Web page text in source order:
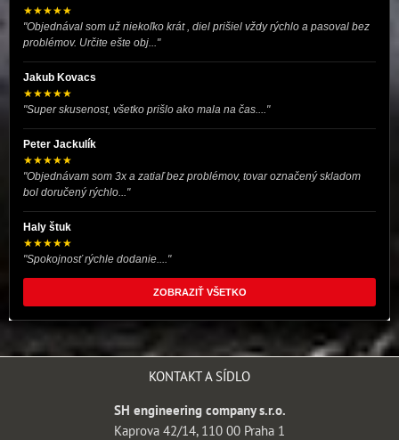
★★★★★
"Objednával som už niekoľko krát , diel prišiel vždy rýchlo a pasoval bez
problémov. Určite ešte obj..."
Jakub Kovacs
★★★★★
"Super skusenost, všetko prišlo ako mala na čas...."
Peter Jackulík
★★★★★
"Objednávam som 3x a zatiaľ bez problémov, tovar označený skladom
bol doručený rýchlo..."
Haly štuk
★★★★★
"Spokojnosť rýchle dodanie...."
ZOBRAZIŤ VŠETKO
KONTAKT A SÍDLO
SH engineering company s.r.o.
Kaprova 42/14, 110 00 Praha 1